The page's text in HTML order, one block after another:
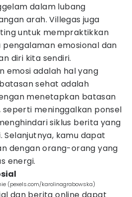
dalam lubang
arah. Villegas juga
untuk mempraktikkan
emosional dan
diri kita sendiri.
emosi adalah hal yang
sehat adalah
menetapkan batasan
seperti meninggalkan ponsel
siklus berita yang
kamu dapat
dengan orang-orang yang
energi.
(pexels.com/karolinagrabowska)